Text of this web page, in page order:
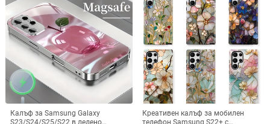
Калъф за Samsung Galaxy
Креативен калъф за мобилен